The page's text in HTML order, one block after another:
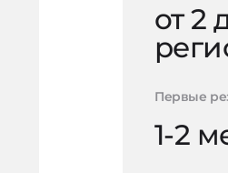
от 2
Первые
1-2